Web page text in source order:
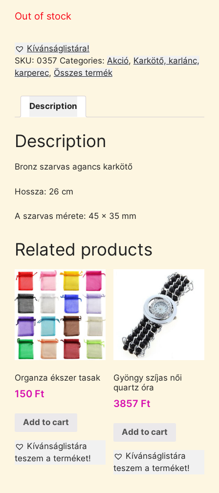
Out of stock
Kívánságlistára!
SKU: 0357 Categories: Akció, Karkötő, karlánc,
karperec, Összes termék
Description
Description
Bronz szarvas agancs karkötő
Hossza: 26 cm
A szarvas mérete: 45 x 35 mm
Related products
Organza ékszer tasak
150 Ft
Add to cart
Kívánságlistára
teszem a terméket!
Gyöngy szíjas női
quartz óra
3857 Ft
Add to cart
Kívánságlistára
teszem a terméket!